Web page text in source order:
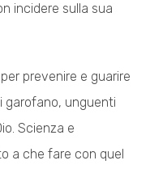
incidere sulla sua
prevenire e guarire
garofano, unguenti
Scienza e
a che fare con quel